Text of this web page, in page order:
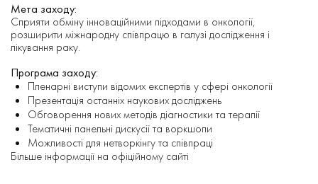
Мета заходу:
Сприяти обміну інноваційними підходами в онкології,
розширити міжнародну співпрацю в галузі дослідження і
лікування раку.
Програма заходу:
Пленарні виступи відомих експертів у сфері онкології
Презентація останніх наукових досліджень
Обговорення нових методів діагностики та терапії
Тематичні панельні дискусії та воркшопи
Можливості для нетворкінгу та співпраці
Більше інформації на офіційному сайті